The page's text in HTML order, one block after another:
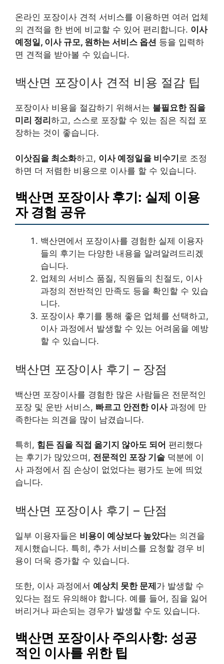
온라인 포장이사 견적 서비스를 이용하면 여러 업체
의 견적을 한 번에 비교할 수 있어 편리합니다. 이사
예정일, 이사 규모, 원하는 서비스 옵션 등을 입력하
면 견적을 받아볼 수 있습니다.
백산면 포장이사 견적 비용 절감 팁
포장이사 비용을 절감하기 위해서는 불필요한 짐을
미리 정리 하고, 스스로 포장할 수 있는 짐은 직접 포
장하는 것이 좋습니다.
이삿짐을 최소화하고, 이사 예정일을 비수기 로 조정
하면 더 저렴한 비용으로 이사를 할 수 있습니다.
백산면 포장이사 후기: 실제 이용
자 경험 공유
백산면에서 포장이사를 경험한 실제 이용자
들의 후기는 다양한 내용을 알려알려드리겠
습니다.
업체의 서비스 품질, 직원들의 친절도, 이사
과정의 전반적인 만족도 등을 확인할 수 있습
니다.
포장이사 후기를 통해 좋은 업체를 선택하고,
이사 과정에서 발생할 수 있는 어려움을 예방
할 수 있습니다.
백산면 포장이사 후기 – 장점
백산면 포장이사를 경험한 많은 사람들은 전문적인
포장 및 운반 서비스, 빠르고 안전한 이사과정에 만
족한다는 의견을 많이 남겼습니다.
특히, 힘든 짐을 직접 옮기지 않아도 되어 편리했다
는 후기가 많았으며, 전문적인 포장 기술 덕분에 이
사 과정에서 짐 손상이 없었다는 평가도 눈에 띄었
습니다.
백산면 포장이사 후기 – 단점
일부 이용자들은 비용이 예상보다 높았다는 의견을
제시했습니다. 특히, 추가 서비스를 요청할 경우 비
용이 더욱 증가할 수 있습니다.
또한, 이사 과정에서 예상치 못한 문제 가 발생할 수
있다는 점도 유의해야 합니다. 예를 들어, 짐을 잃어
버리거나 파손되는 경우가 발생할 수도 있습니다.
백산면 포장이사 주의사항: 성공
적인 이사를 위한 팁